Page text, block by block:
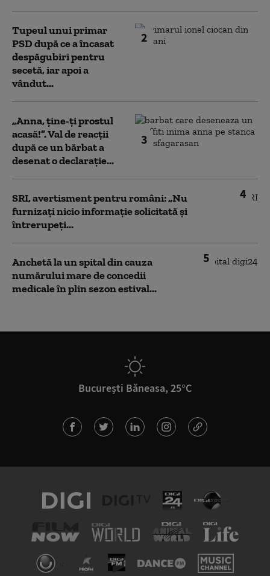
2
Tupeul unui primar
PSD după ce a încasat
despăgubiri pentru
secetă, iar apoi a
vândut...
3
„Anna, ţine-ţi prostul
acasă!”. Val de reacții
după ce un bărbat a
desenat o declarație...
4
SRI, avertisment pentru români: „Nu
furnizați nicio informație solicitată și
întrerupeți...
5
Anchetă la un spital din cauza
numărului mare de concedii
medicale în plin sezon estival...
București Băneasa, 25°C